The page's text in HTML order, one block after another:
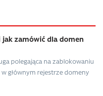
zamówić dla domen
polegająca na zablokowaniu
głównym rejestrze domeny